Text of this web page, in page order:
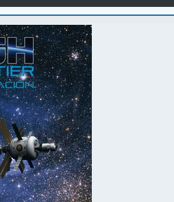
básico + avanzado